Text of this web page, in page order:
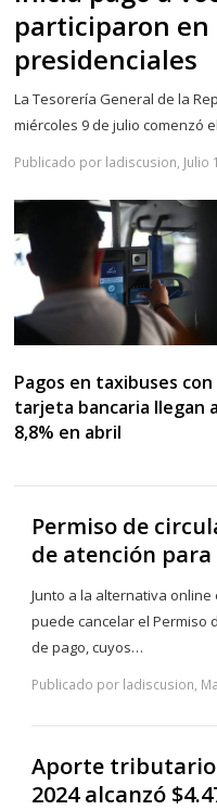
participaron
presidenciales
La Tesorería General de la
miércoles 9 de julio comenzó
Publicado por ladiscusion, Julio
Pagos en taxibuses con
tarjeta bancaria llegan a
8,8% en abril
Permiso de
de atención
Junto a la alternativa
puede cancelar el Permiso
de pago, cuyos…
Publicado por ladiscusion,
Aporte tributario
2024 alcanzó